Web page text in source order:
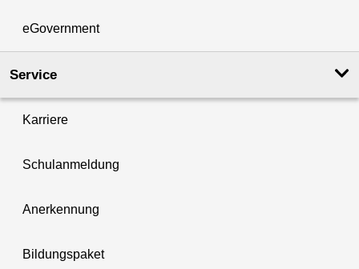
eGovernment
Service
Karriere
Schulanmeldung
Anerkennung
Bildungspaket